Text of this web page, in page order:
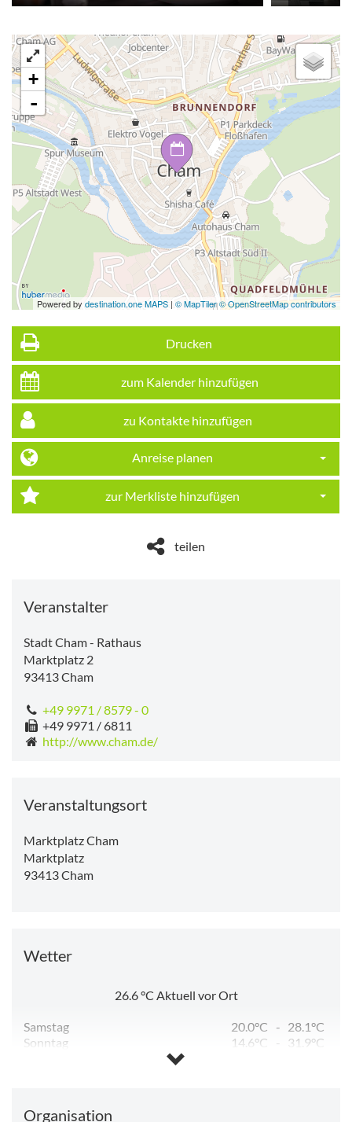
+
-
Powered by destination.one MAPS | © MapTiler © OpenStreetMap contributors
Drucken
zum Kalender hinzufügen
zu Kontakte hinzufügen
Anreise planen
zur Merkliste hinzufügen
teilen
Veranstalter
Stadt Cham - Rathaus
Marktplatz 2
93413Cham
+49 9971 / 8579 - 0
+49 9971 / 6811
http://www.cham.de/
Veranstaltungsort
Marktplatz Cham
Marktplatz
93413Cham
Wetter
26.6°C Aktuell vor Ort
Samstag 20.0°C - 28.1°C
Sonntag
14.6°C -
31.9°C
Organisation